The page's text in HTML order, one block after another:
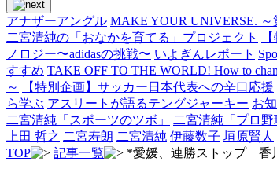
アナザーアングル MAKE YOUR UNIVERSE. ～
二宮清純の「おなかを育てる」プロジェクト
ノロジー〜adidasの挑戦〜 いよぎんレポート
すすめ TAKE OFF TO THE WORLD! How to
～
【特別企画】サッカー日本代表への辛口応援
ら学ぶ アスリートが語るテングジャーキー お
二宮清純「スポーツのツボ」
二宮清純「プロ野
上田 哲之 二宮寿朗 二宮清純 伊藤数子 垣原賢人
TOP
記事一覧 *愛媛、連勝ストップ 香